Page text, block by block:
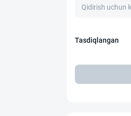
Tasdiqlangan